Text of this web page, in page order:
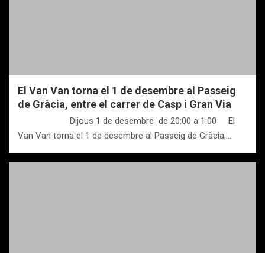
El Van Van torna el 1 de desembre al Passeig
de Gràcia, entre el carrer de Casp i Gran Via
Dijous 1 de desembre de 20:00 a 1:00 El
Van Van torna el 1 de desembre al Passeig de Gràcia,…